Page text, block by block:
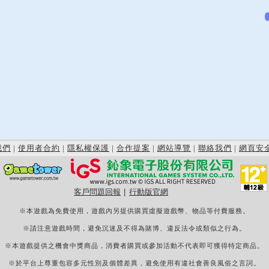
們 | 使用者合約 | 隱私權保護 | 合作提案 | 網站導覽 | 聯絡我們 | 網頁安
客戶問題回報 行動版官網
※本遊戲為免費使用，遊戲內另提供購買虛擬遊戲幣、物品等付費服務。
※請注意遊戲時間，避免沉迷及不得為賭博、違反法令或類似之行為。
※本遊戲提供之機會中獎商品，消費者購買或參加活動不代表即可獲得特定商品。
※於平台上尊重包容多元性別及個體差異，避免使用有違社會善良風俗之言詞。